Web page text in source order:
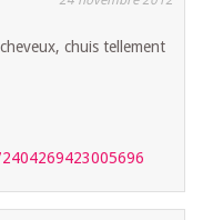
chuis tellement